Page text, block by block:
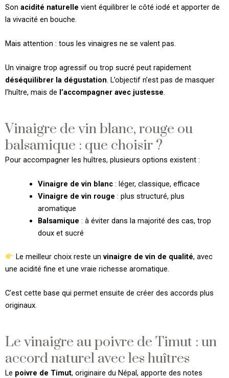
Son acidité naturelle vient équilibrer le côté iodé et apporter de
la vivacité en bouche.
Mais attention : tous les vinaigres ne se valent pas.
Un vinaigre trop agressif ou trop sucré peut rapidement
déséquilibrer la dégustation. L’objectif n’est pas de masquer
l’huître, mais de l’accompagner avec justesse.
Vinaigre de vin blanc, rouge ou
balsamique : que choisir ?
Pour accompagner les huîtres, plusieurs options existent :
Vinaigre de vin blanc: léger, classique, efficace
Vinaigre de vin rouge : plus structuré, plus
aromatique
Balsamique : à éviter dans la majorité des cas, trop
doux et sucré
Le meilleur choix reste un vinaigre de vin de qualité, avec
une acidité fine et une vraie richesse aromatique.
C’est cette base qui permet ensuite de créer des accords plus
originaux.
Le vinaigre au poivre de Timut : un
accord naturel avec les huîtres
Le poivre de Timut, originaire du Népal, apporte des notes